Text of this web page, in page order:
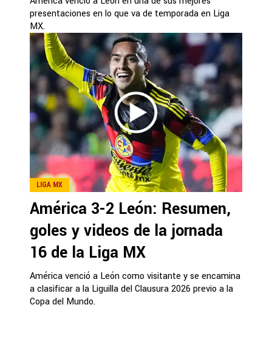
presentaciones en lo que va de temporada en Liga
MX.
LIGA MX
América 3-2 León: Resumen,
goles y videos de la jornada
16 de la Liga MX
América venció a León como visitante y se encamina
a clasificar a la Liguilla del Clausura 2026 previo a la
Copa del Mundo.